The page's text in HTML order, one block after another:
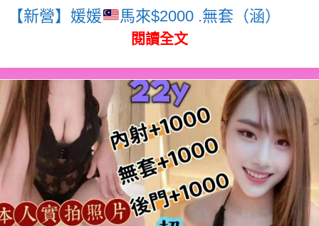
【新營】媛媛 馬來$2000 .無套（涵）
閱讀全文